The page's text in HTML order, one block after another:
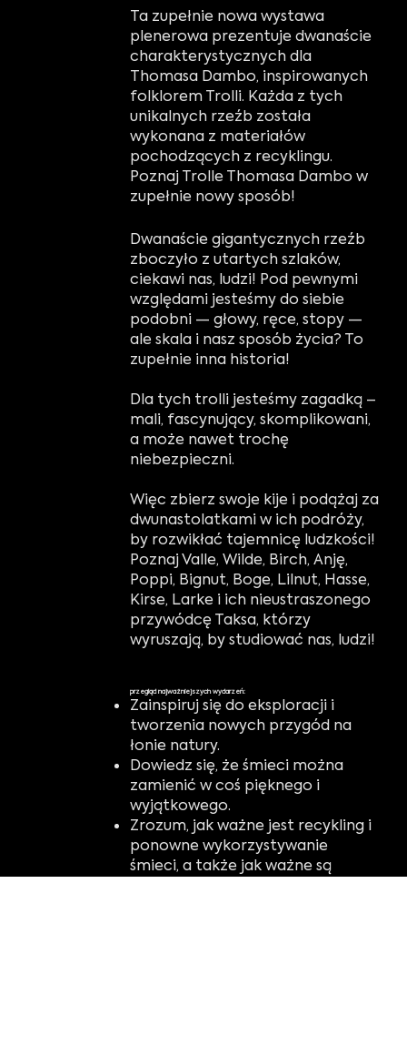
Ta zupełnie nowa wystawa
plenerowa prezentuje dwanaście
charakterystycznych dla
Thomasa Dambo, inspirowanych
folklorem Trolli. Każda z tych
unikalnych rzeźb została
wykonana z materiałów
pochodzących z recyklingu.
Poznaj Trolle Thomasa Dambo w
zupełnie nowy sposób!
Dwanaście gigantycznych rzeźb
zboczyło z utartych szlaków,
ciekawi nas, ludzi! Pod pewnymi
względami jesteśmy do siebie
podobni — głowy, ręce, stopy —
ale skala i nasz sposób życia? To
zupełnie inna historia!
Dla tych trolli jesteśmy zagadką –
mali, fascynujący, skomplikowani,
a może nawet trochę
niebezpieczni.
Więc zbierz swoje kije i podążaj za
dwunastolatkami w ich podróży,
by rozwikłać tajemnicę ludzkości!
Poznaj Valle, Wilde, Birch, Anję,
Poppi, Bignut, Boge, Lilnut, Hasse,
Kirse, Larke i ich nieustraszonego
przywódcę Taksa, którzy
wyruszają, by studiować nas, ludzi!
przegląd najważniejszych wydarzeń:
Zainspiruj się do eksploracji i
tworzenia nowych przygód na
łonie natury.
Dowiedz się, że śmieci można
zamienić w coś pięknego i
wyjątkowego.
Zrozum, jak ważne jest recykling i
ponowne wykorzystywanie
śmieci, a także jak ważne są